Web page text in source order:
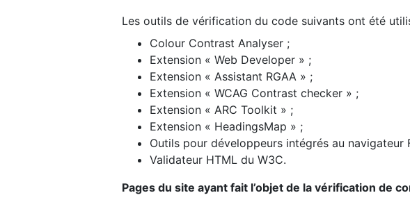
Les outils de vérification du code suivants ont été
Colour Contrast Analyser ;
Extension « Web Developer » ;
Extension « Assistant RGAA » ;
Extension « WCAG Contrast checker » ;
Extension « ARC Toolkit » ;
Extension « HeadingsMap » ;
Outils pour développeurs intégrés au navigateur
Validateur HTML du W3C.
Pages du site ayant fait l’objet de la vérification de